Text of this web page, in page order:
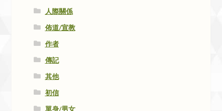
人際關係
佈道/宣教
作者
傳記
其他
初信
單身/男女